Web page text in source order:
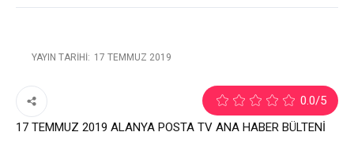
YAYIN TARIHI: 17 TEMMUZ 2019
0.0/5
17 TEMMUZ 2019 ALANYA POSTA TV ANA HABER BÜLTENİ